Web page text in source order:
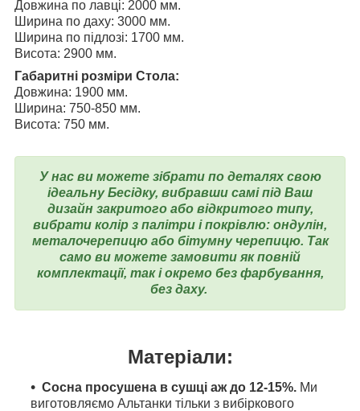
Довжина по лавці: 2000 мм.
Ширина по даху: 3000 мм.
Ширина по підлозі: 1700 мм.
Висота: 2900 мм.
Габаритні розміри Стола:
Довжина: 1900 мм.
Ширина: 750-850 мм.
Висота: 750 мм.
У нас ви можете зібрати по деталях свою
ідеальну Бесідку, вибравши самі під Ваш
дизайн закритого або відкритого типу,
вибрати колір з палітри і покрівлю: ондулін,
металочерепицю або бітумну черепицю. Так
само ви можете замовити як повній
комплектації, так і окремо без фарбування,
без даху.
Матеріали:
Сосна просушена в сушці аж до 12-15%. Ми
виготовляємо Альтанки тільки з вибіркового